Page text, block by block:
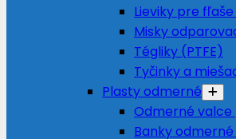
Lieviky pre fľaše
Misky
Tégliky (PTFE)
Tyčinky a
Plasty odmerné
Odmerné
Banky